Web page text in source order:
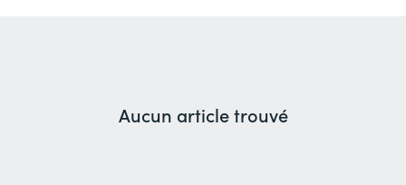
Aucun article trouvé